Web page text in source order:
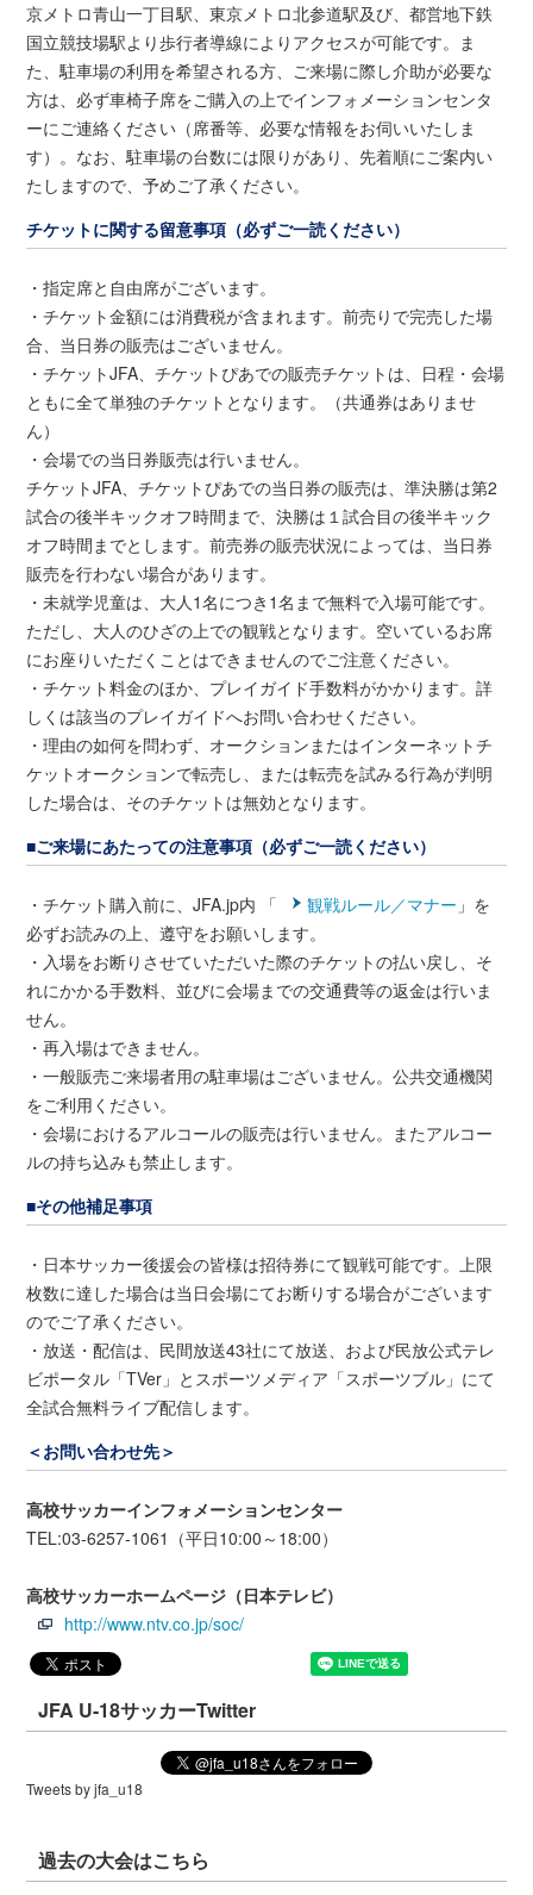
京メトロ青山一丁目駅、東京メトロ北参道駅及び、都営地下鉄
国立競技場駅より歩行者導線によりアクセスが可能です。ま
た、駐車場の利用を希望される方、ご来場に際し介助が必要な
方は、必ず車椅子席をご購入の上でインフォメーションセンタ
ーにご連絡ください（席番等、必要な情報をお伺いいたしま
す）。なお、駐車場の台数には限りがあり、先着順にご案内い
たしますので、予めご了承ください。
チケットに関する留意事項（必ずご一読ください）
・指定席と自由席がございます。
・チケット金額には消費税が含まれます。前売りで完売した場
合、当日券の販売はございません。
・チケットJFA、チケットぴあでの販売チケットは、日程・会場
ともに全て単独のチケットとなります。（共通券はありませ
ん）
・会場での当日券販売は行いません。
チケットJFA、チケットぴあでの当日券の販売は、準決勝は第2
試合の後半キックオフ時間まで、決勝は１試合目の後半キック
オフ時間までとします。前売券の販売状況によっては、当日券
販売を行わない場合があります。
・未就学児童は、大人1名につき1名まで無料で入場可能です。
ただし、大人のひざの上での観戦となります。空いているお席
にお座りいただくことはできませんのでご注意ください。
・チケット料金のほか、プレイガイド手数料がかかります。詳
しくは該当のプレイガイドへお問い合わせください。
・理由の如何を問わず、オークションまたはインターネットチ
ケットオークションで転売し、または転売を試みる行為が判明
した場合は、そのチケットは無効となります。
■ご来場にあたっての注意事項（必ずご一読ください）
・チケット購入前に、JFA.jp内 「 観戦ルール／マナー 」を
必ずお読みの上、遵守をお願いします。
・入場をお断りさせていただいた際のチケットの払い戻し、そ
れにかかる手数料、並びに会場までの交通費等の返金は行いま
せん。
・再入場はできません。
・一般販売ご来場者用の駐車場はございません。公共交通機関
をご利用ください。
・会場におけるアルコールの販売は行いません。またアルコー
ルの持ち込みも禁止します。
■その他補足事項
・日本サッカー後援会の皆様は招待券にて観戦可能です。上限
枚数に達した場合は当日会場にてお断りする場合がございます
のでご了承ください。
・放送・配信は、民間放送43社にて放送、および民放公式テレ
ビポータル「TVer」とスポーツメディア「スポーツブル」にて
全試合無料ライブ配信します。
＜お問い合わせ先＞
高校サッカーインフォメーションセンター
TEL:03-6257-1061（平日10:00～18:00）
高校サッカーホームページ（日本テレビ）
http://www.ntv.co.jp/soc/
JFA U-18サッカーTwitter
Tweets by jfa_u18
過去の大会はこちら